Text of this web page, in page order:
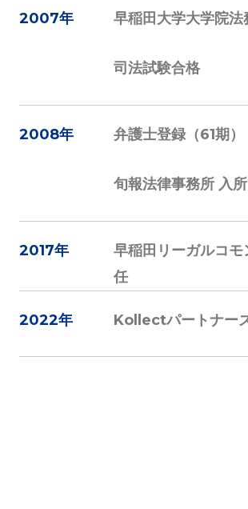
2007年 早稲田大学大学院法
司法試験合格
2008年 弁護士登録（61期）
旬報法律事務所 入所
2017年
早稲田リーガルコ
任
2022年 Kollectパートナー